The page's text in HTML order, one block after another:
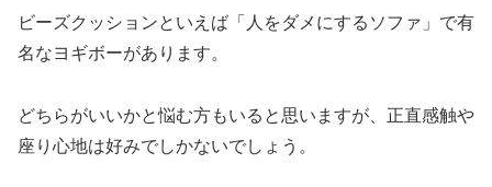
ビーズクッションといえば「人をダメにするソファ」で有
名なヨギボーがあります。
どちらがいいかと悩む方もいると思いますが、正直感触や
座り心地は好みでしかないでしょう。